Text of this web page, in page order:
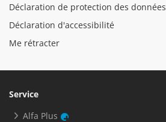
Déclaration de protection des données
Déclaration d'accessibilité
Me rétracter
Service
Alfa Plus